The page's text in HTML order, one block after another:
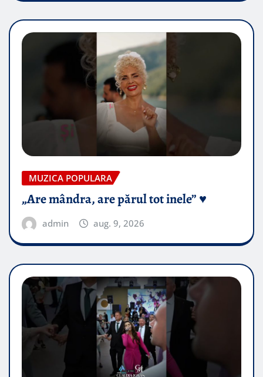
MUZICA POPULARA
„Are mândra, are părul tot inele” ♥️
admin aug. 9, 2026